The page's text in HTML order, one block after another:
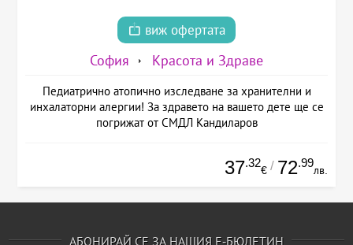
виж офертата
София Красота и Здраве
Педиатрично атопично изследване за хранителни и
инхалаторни алергии! За здравето на вашето дете ще се
погрижат от СМДЛ Кандиларов
37.32
€ / 72.99
лв.
АБОНИРАЙ СЕ ЗА НАШИЯ Е-БЮЛЕТИН